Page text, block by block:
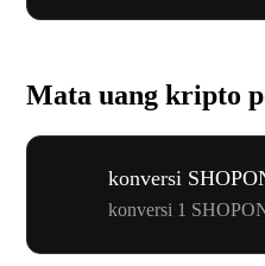
Mata uang kripto
konversi
konversi 1